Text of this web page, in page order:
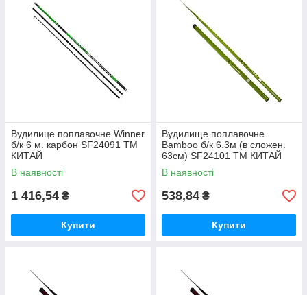
Вудилице поплавочне Winner
б/к 6 м. карбон SF24091 ТМ
КИТАЙ
В наявності
1 416,54 ₴
Купити
Вудилище поплавочне
Bamboo б/к 6.3м (в сложен.
63см) SF24101 ТМ КИТАЙ
В наявності
538,84 ₴
Купити